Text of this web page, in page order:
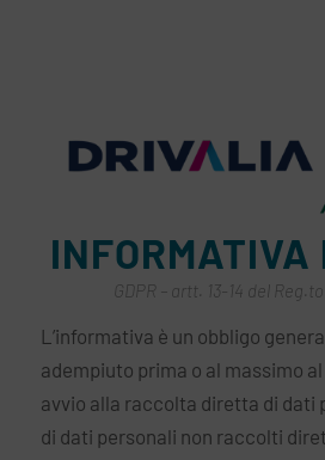
INFORMATIVA
GDPR – artt. 13-14 del
L’informativa è un obbligo
adempiuto prima o al massimo
avvio alla raccolta diretta di dati
di dati personali non raccolti